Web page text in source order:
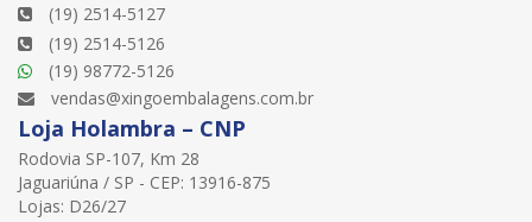
(19) 2514-5127
(19) 2514-5126
(19) 98772-5126
vendas@xingoembalagens.com.br
Loja Holambra – CNP
Rodovia SP-107, Km 28
Jaguariúna / SP - CEP: 13916-875
Lojas: D26/27